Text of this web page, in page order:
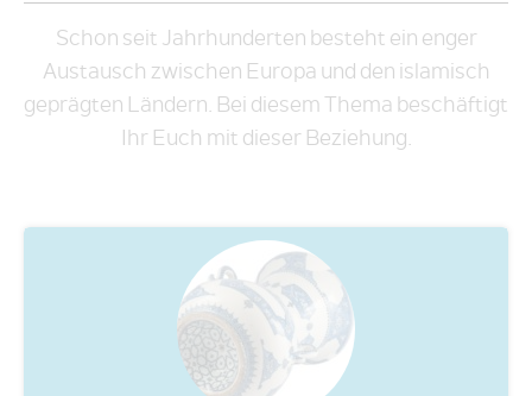
Schon seit Jahrhunderten besteht ein enger
Austausch zwischen Europa und den islamisch
geprägten Ländern. Bei diesem Thema beschäftigt
Ihr Euch mit dieser Beziehung.